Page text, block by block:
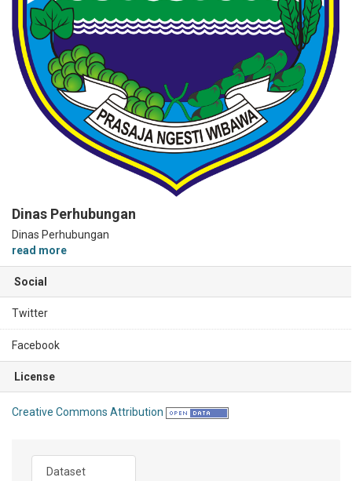
Dinas Perhubungan
Dinas Perhubungan
read more
Social
Twitter
Facebook
License
Creative Commons Attribution
Dataset